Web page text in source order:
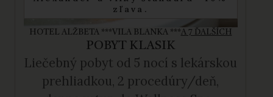
zľava.
HOTEL ALŽBETA ***VILA BLANKA ***A 7 ĎALŠÍCH
POBYT KLASIK
Liečebný pobyt od 5 nocí s lekárskou
prehliadkou, 2 procedúry/deň,